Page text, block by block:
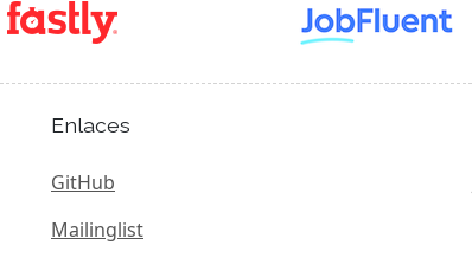
Enlaces
GitHub
Mailinglist